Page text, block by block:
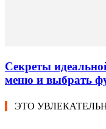
Секреты
меню и выбрать
ЭТО